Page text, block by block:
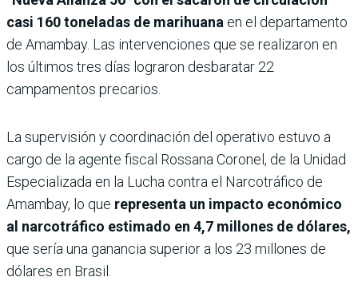
casi 160 toneladas de marihuana en el departamento
de Amambay. Las intervenciones que se realizaron en
los últimos tres días lograron desbaratar 22
campamentos precarios.
La supervisión y coordinación del operativo estuvo a
cargo de la agente fiscal Rossana Coronel, de la Unidad
Especializada en la Lucha contra el Narcotráfico de
Amambay, lo que representa un impacto económico
al narcotráfico estimado en 4,7 millones de dólares,
que sería una ganancia superior a los 23 millones de
dólares en Brasil.